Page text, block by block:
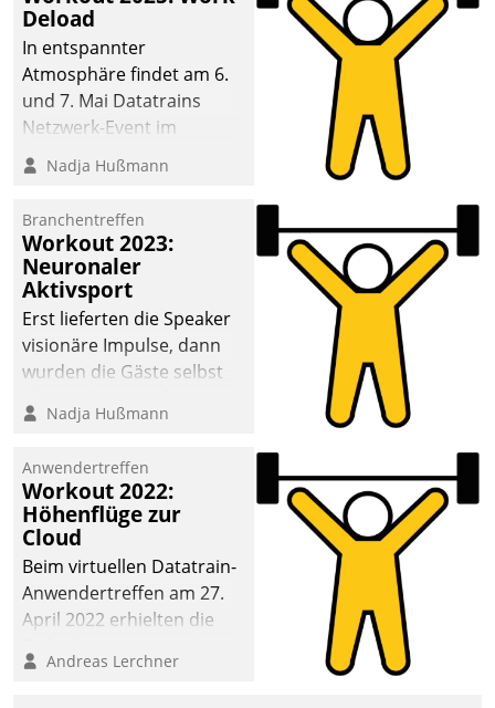
Deload
In entspannter
Atmosphäre findet am 6.
und 7. Mai Datatrains
Netzwerk-Event im
Kunden- und Partnerkreis
statt. Zentrale Frage: Wie
Mammutprojekte
meistern und Workloads
wuppen – bei zunehmend
anspruchsvollen
Aufgaben und
abnehmendem
Nadja Hußmann
Branchentreffen
Workout 2023:
Neuronaler
Aktivsport
Erst lieferten die Speaker
visionäre Impulse, dann
wurden die Gäste selbst
methodisch
Quartier. Dazwischen
zeigte Datatrain, was es
Neues zu bieten hat.
Nadja Hußmann
Anwendertreffen
Workout 2022:
Höhenflüge zur
Cloud
Beim virtuellen Datatrain-
Anwendertreffen am 27.
April 2022 erhielten die
Teilnehmer kurzweilige
Andreas Lerchner